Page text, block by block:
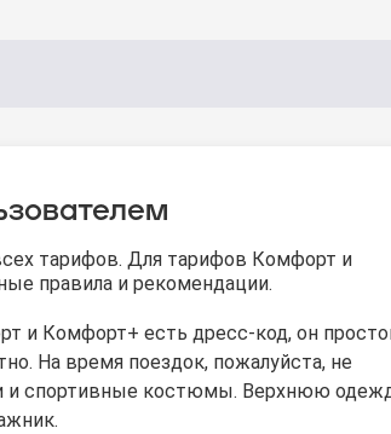
тарифов. Для тарифов Комфорт и
правила и рекомендации.
и Комфорт+ есть дресс-код, он
На время поездок, пожалуйста, не
и спортивные костюмы. Верхнюю